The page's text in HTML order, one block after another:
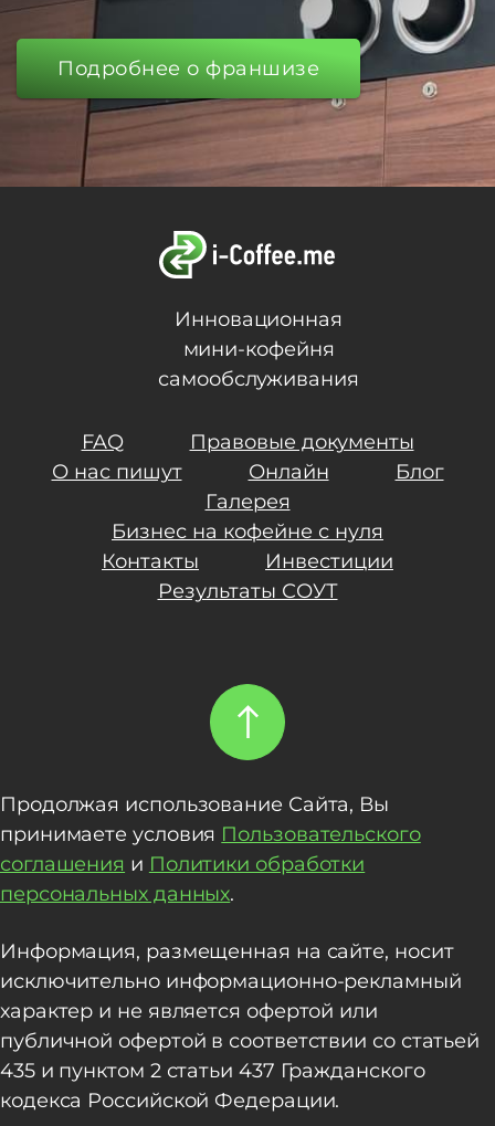
Подробнее о франшизе
Инновационная
мини-кофейня
самообслуживания
FAQ
Правовые документы
О нас пишут
Онлайн
Блог
Галерея
Бизнес на кофейне с нуля
Контакты
Инвестиции
Результаты СОУТ
Продолжая использование Сайта, Вы
принимаете условия Пользовательского
соглашения и Политики обработки
персональных данных.
Информация, размещенная на сайте, носит
исключительно информационно-рекламный
характер и не является офертой или
публичной офертой в соответствии со статьей
435 и пунктом 2 статьи 437 Гражданского
кодекса Российской Федерации.